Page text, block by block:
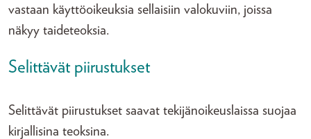
vastaan käyttöoikeuksia sellaisiin valokuviin, joissa
näkyy taideteoksia.
Selittävät piirustukset
Selittävät piirustukset saavat tekijänoikeuslaissa suojaa
kirjallisina teoksina.